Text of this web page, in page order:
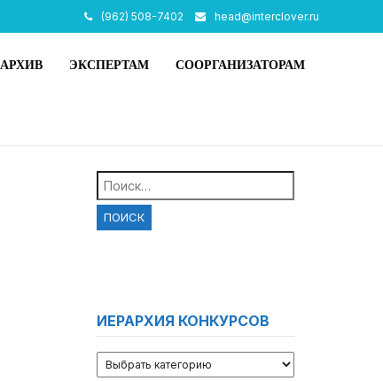
(962) 508-7402 head@interclover.ru
АРХИВ ЭКСПЕРТАМ СООРГАНИЗАТОРАМ
Найти:
ИЕРАРХИЯ КОНКУРСОВ